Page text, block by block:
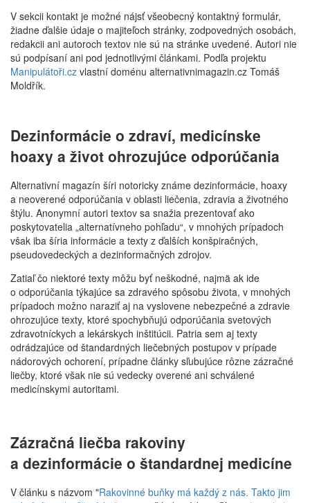
V sekcii kontakt je možné nájsť všeobecný kontaktný formulár,
žiadne ďalšie údaje o majiteľoch stránky, zodpovedných osobách,
redakcii ani autoroch textov nie sú na stránke uvedené. Autori nie
sú podpísaní ani pod jednotlivými článkami. Podľa projektu
Manipulátoři.cz vlastní doménu alternativnimagazin.cz Tomáš
Moldřík.
Dezinformácie o zdraví, medicínske
hoaxy a život ohrozujúce odporúčania
Alternativní magazín šíri notoricky známe dezinformácie, hoaxy
a neoverené odporúčania v oblasti liečenia, zdravia a životného
štýlu. Anonymní autori textov sa snažia prezentovať ako
poskytovatelia „alternatívneho pohľadu“, v mnohých prípadoch
však iba šíria informácie a texty z ďalších konšpiračných,
pseudovedeckých a dezinformačných zdrojov.
Zatiaľ čo niektoré texty môžu byť neškodné, najmä ak ide
o odporúčania týkajúce sa zdravého spôsobu života, v mnohých
prípadoch možno naraziť aj na vyslovene nebezpečné a zdravie
ohrozujúce texty, ktoré spochybňujú odporúčania svetových
zdravotníckych a lekárskych inštitúcii. Patria sem aj texty
odrádzajúce od štandardných liečebných postupov v prípade
nádorových ochorení, prípadne články sľubujúce rôzne zázračné
liečby, ktoré však nie sú vedecky overené ani schválené
medicínskymi autoritami.
Zázračná liečba rakoviny
a dezinformácie o štandardnej medicíne
V článku s názvom "Rakovinné buňky má každý z nás. Takto jim